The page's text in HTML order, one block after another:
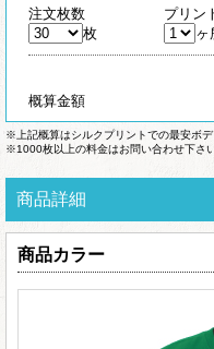
注文枚数
プリン
枚
ヶ
概算金額
※上記概算はシルクプリントでの最安ボデ
※1000枚以上の料金はお問い合わせ下さい
商品詳細
商品カラー